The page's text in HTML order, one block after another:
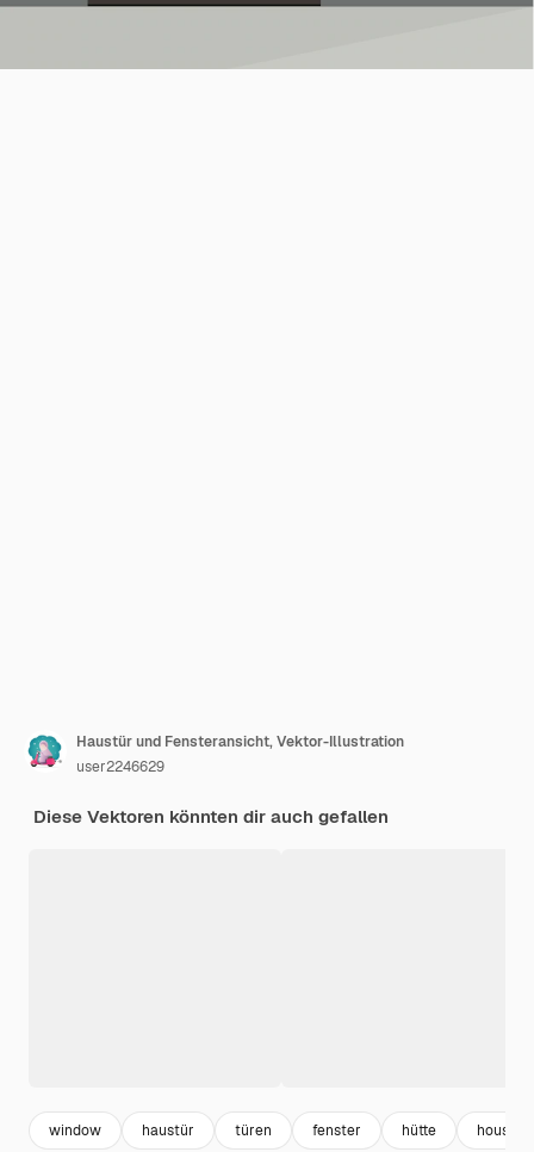
Haustür und Fensteransicht, Vektor-Illustration
user2246629
Diese Vektoren könnten dir auch gefallen
window haustür türen fenster hütte house